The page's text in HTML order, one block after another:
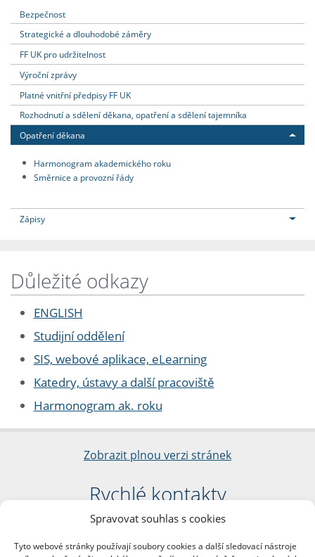
Spravovat souhlas s cookies
Tyto webové stránky používají soubory cookies a další sledovací nástroje
Bezpečnost
Strategické a dlouhodobé záměry
FF UK pro udržitelnost
Výroční zprávy
Platné vnitřní předpisy FF UK
Rozhodnutí a sdělení děkana, opatření a sdělení tajemníka
Opatření děkana
Harmonogram akademického roku
Směrnice a provozní řády
Zápisy
Důležité odkazy
ENGLISH
Studijní oddělení
SIS, webové aplikace, eLearning
Katedry, ústavy a další pracoviště
Harmonogram ak. roku
Zobrazit plnou verzi stránek
Rychlé kontakty
Filozofická fakulta
nám. Jana Palacha 1/2